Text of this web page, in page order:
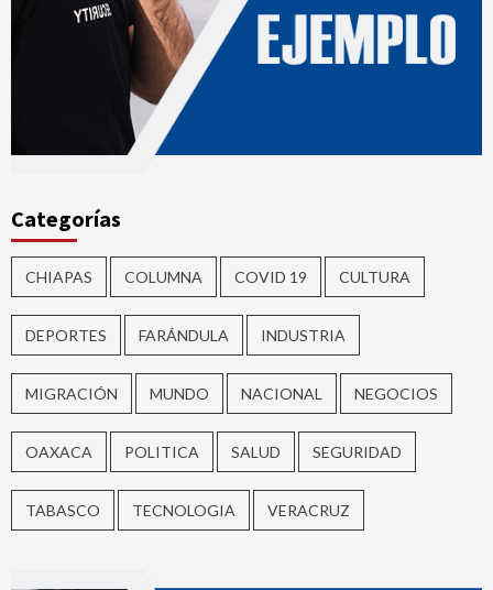
Categorías
CHIAPAS COLUMNA COVID 19 CULTURA
DEPORTES FARÁNDULA INDUSTRIA
MIGRACIÓN MUNDO NACIONAL NEGOCIOS
OAXACA POLITICA SALUD SEGURIDAD
TABASCO TECNOLOGIA VERACRUZ